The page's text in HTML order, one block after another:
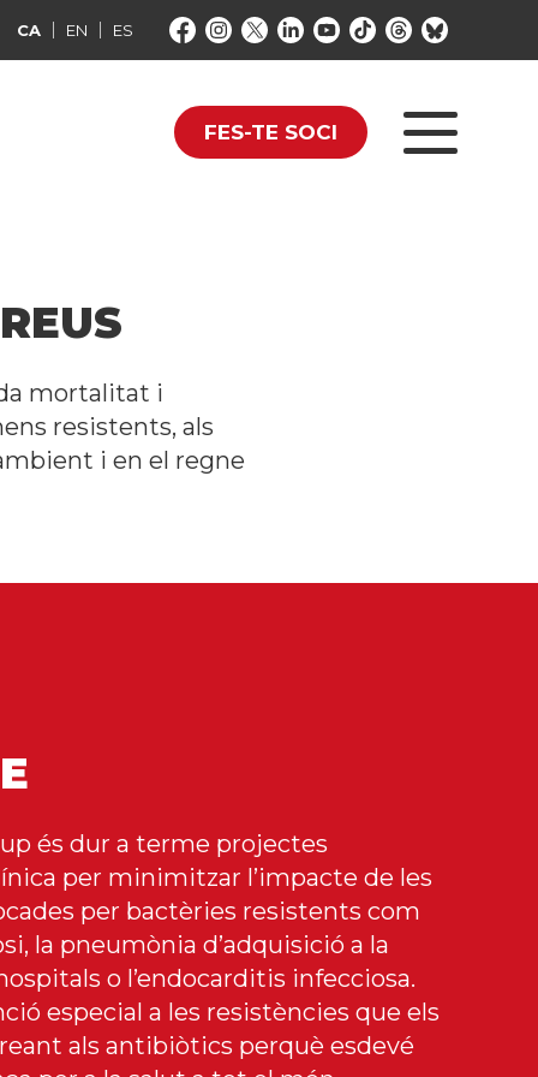
CA EN ES
FES-TE SOCI
mortalitat i
resistents, als
i en el regne
és dur a terme projectes
per minimitzar l’impacte de les
per bactèries resistents com
la pneumònia d’adquisició a la
o l’endocarditis infecciosa.
especial a les resistències que els
als antibiòtics perquè esdevé